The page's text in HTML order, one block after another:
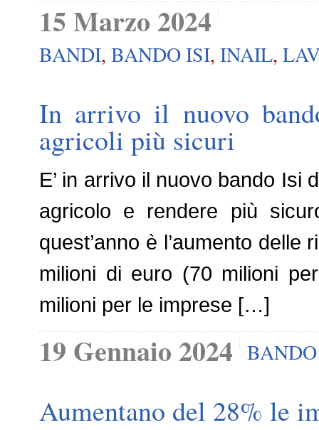
15 Marzo 2024
BANDI, BANDO ISI, INAIL,
In arrivo il nuovo
agricoli più sicuri
E’ in arrivo il nuovo bando Isi
agricolo e rendere più
quest’anno è l’aumento
milioni di euro (70 milioni
milioni per le imprese […]
19 Gennaio 2024
Aumentano del 28% le